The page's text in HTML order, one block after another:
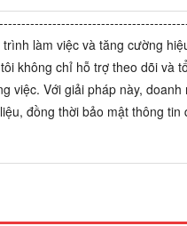
làm việc và tăng cường
không chỉ hỗ trợ theo dõi và
việc. Với giải pháp này,
đồng thời bảo mật thông tin